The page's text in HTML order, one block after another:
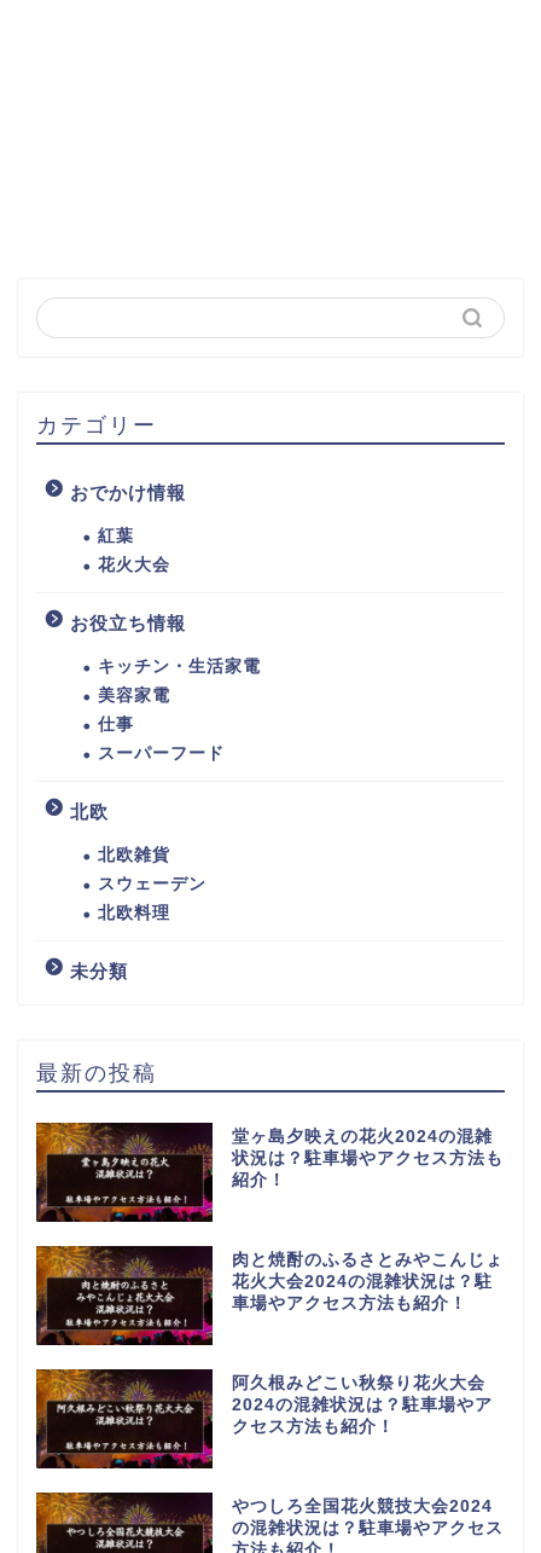
カテゴリー
おでかけ情報
紅葉
花火大会
お役立ち情報
キッチン・生活家電
美容家電
仕事
スーパーフード
北欧
北欧雑貨
スウェーデン
北欧料理
未分類
最新の投稿
堂ヶ島夕映えの花火2024の混雑
状況は？駐車場やアクセス方法も
紹介！
肉と焼酎のふるさとみやこんじょ
花火大会2024の混雑状況は？駐
車場やアクセス方法も紹介！
阿久根みどこい秋祭り花火大会
2024の混雑状況は？駐車場やア
クセス方法も紹介！
やつしろ全国花火競技大会2024
の混雑状況は？駐車場やアクセス